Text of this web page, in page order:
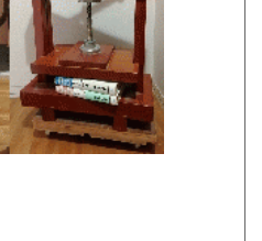
鹿児島県